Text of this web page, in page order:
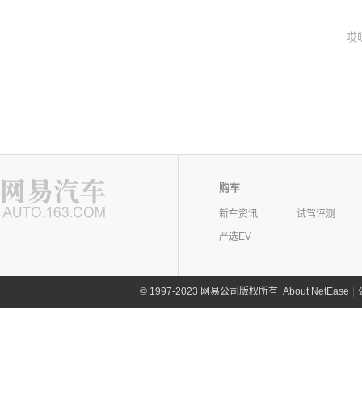
哎
购车
新车资讯
试驾评测
严选EV
©1997-2023 网易公司版权所有 About NetEase